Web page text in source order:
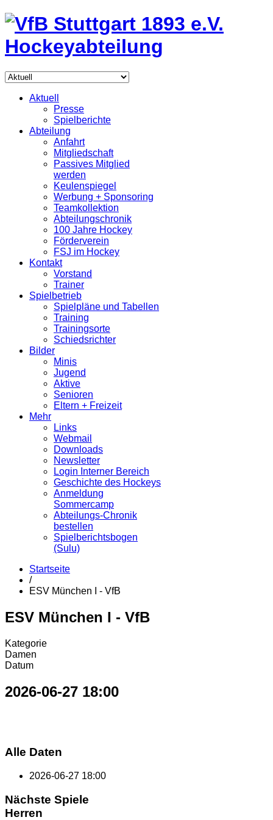
Aktuell
Presse
Spielberichte
Abteilung
Anfahrt
Mitgliedschaft
Passives Mitglied
werden
Keulenspiegel
Werbung + Sponsoring
Teamkollektion
Abteilungschronik
100 Jahre Hockey
Förderverein
FSJ im Hockey
Kontakt
Vorstand
Trainer
Spielbetrieb
Spielpläne und Tabellen
Training
Trainingsorte
Schiedsrichter
Bilder
Minis
Jugend
Aktive
Senioren
Eltern + Freizeit
Mehr
Links
Webmail
Downloads
Newsletter
Login Interner Bereich
Geschichte des Hockeys
Anmeldung
Sommercamp
Abteilungs-Chronik
bestellen
Spielberichtsbogen
(Sulu)
Startseite
/
ESV München I - VfB
ESV München I - VfB
Kategorie
Damen
Datum
2026-06-27 18:00
Alle Daten
2026-06-27 18:00
Nächste Spiele
Herren